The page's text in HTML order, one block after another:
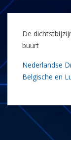
De
buurt
Nederlandse
Belgische en